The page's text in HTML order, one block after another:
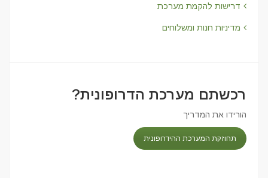
דרישות להקמת מערכת
מדיניות חנות ומשלוחים
רכשתם מערכת הדרופונית?
הורידו את המדריך
תחוזקת המערכת ההידרופונית